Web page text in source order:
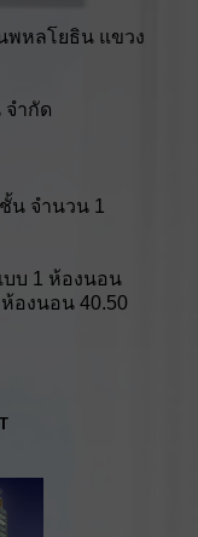
พหลโยธิน แขวง
จำกัด
น จำนวน 1
บบ 1 ห้องนอน
องนอน 40.50